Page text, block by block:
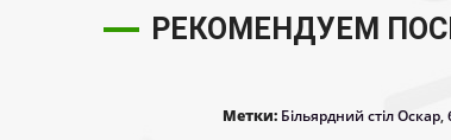
РЕКОМЕНДУЕМ
Метки: Більярдний стіл Оскар,